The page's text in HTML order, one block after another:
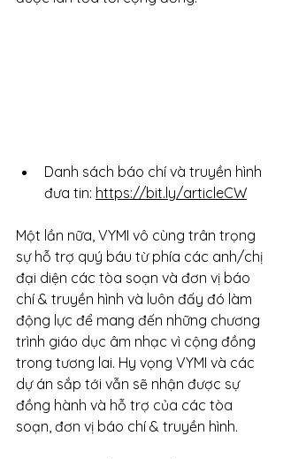
Danh sách báo chí và truyền hình
đưa tin: https://bit.ly/articleCW
Một lần nữa, VYMI vô cùng trân trọng
sự hỗ trợ quý báu từ phía các anh/chị
đại diện các tòa soạn và đơn vị báo
chí & truyền hình và luôn đấy đó làm
động lực để mang đến những chương
trình giáo dục âm nhạc vì cộng đồng
trong tương lai. Hy vọng VYMI và các
dự án sắp tới vẫn sẽ nhận được sự
đồng hành và hỗ trợ của các tòa
soạn, đơn vị báo chí & truyền hình.